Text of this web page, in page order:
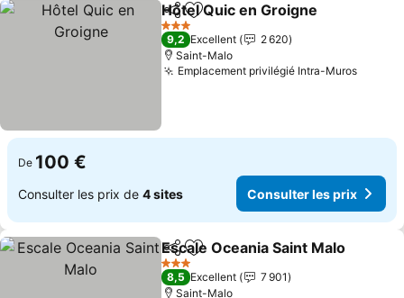
PartagerAjouter à mes favoris
Hôtel Quic en Groigne
3 Étoiles
9,2 Excellent
2 620
Saint-Malo
Emplacement privilégié Intra-Muros
De 100 €
Consulter les prix de 4 sites Consulter les prix
PartagerAjouter à mes favoris
Escale Oceania Saint Malo
3 Étoiles
8,5 Excellent
7 901
Saint-Malo